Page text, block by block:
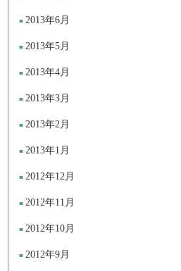
2013年6月
2013年5月
2013年4月
2013年3月
2013年2月
2013年1月
2012年12月
2012年11月
2012年10月
2012年9月